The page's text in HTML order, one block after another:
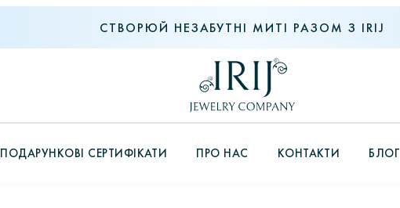
СТВОРЮЙ НЕЗАБУТНІ МИТІ РАЗОМ З IRIJ
ПОДАРУНКОВІ СЕРТИФІКАТИ ПРО НАС КОНТАКТИ БЛОГ